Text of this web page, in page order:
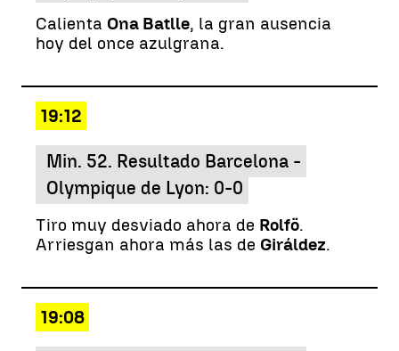
Calienta Ona Batlle, la gran ausencia
hoy del once azulgrana.
19:12
Min. 52. Resultado Barcelona -
Olympique de Lyon: 0-0
Tiro muy desviado ahora de Rolfö.
Arriesgan ahora más las de Giráldez.
19:08